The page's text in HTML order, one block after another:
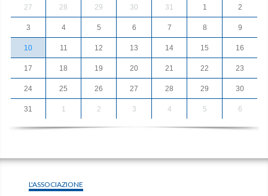
27 28 29 30 31 1 2
3 4 5 6 7 8 9
10 11 12 13 14 15 16
17 18 19 20 21 22 23
24 25 26 27 28 29 30
31 1 2 3 4 5 6
L'ASSOCIAZIONE